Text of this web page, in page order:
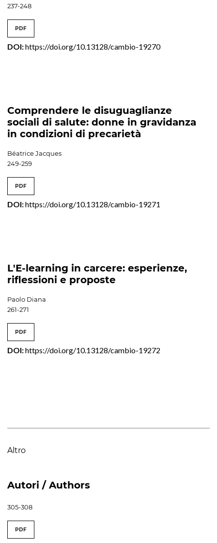
237-248
PDF
DOI:https://doi.org/10.13128/cambio-19270
Comprendere le disuguaglianze
sociali di salute: donne in gravidanza
in condizioni di precarietà
Béatrice Jacques
249-259
PDF
DOI:https://doi.org/10.13128/cambio-19271
L'E-learning in carcere: esperienze,
riflessioni e proposte
Paolo Diana
261-271
PDF
DOI:https://doi.org/10.13128/cambio-19272
Altro
Autori / Authors
305-308
PDF